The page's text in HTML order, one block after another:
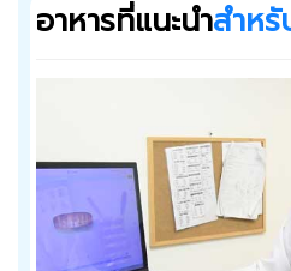
อาหารที่แนะนำสำห